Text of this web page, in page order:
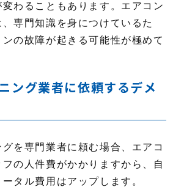
わることもあります。エアコン
専門知識を身につけているた
の故障が起きる可能性が極めて
ング業者に依頼するデメ
を専門業者に頼む場合、エアコ
の人件費がかかりますから、自
タル費用はアップします。